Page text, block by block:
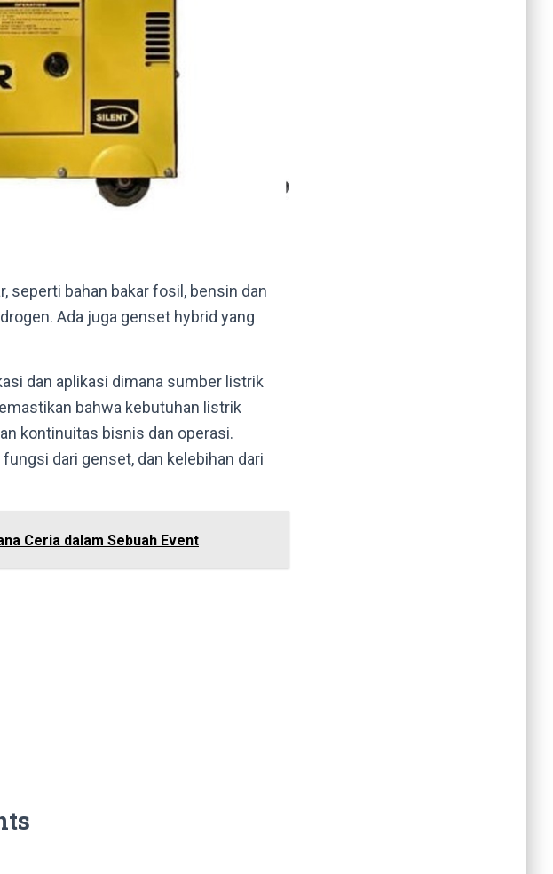
seperti bahan bakar fosil, bensin dan
Ada juga genset hybrid yang
dan aplikasi dimana sumber listrik
bahwa kebutuhan listrik
kontinuitas bisnis dan operasi.
dari genset, dan kelebihan dari
Ceria dalam Sebuah Event